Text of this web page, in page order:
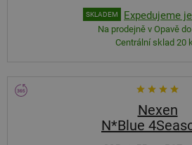
SKLADEM Expedujeme
Na prodejně v Opavě
Centrální sklad 20
Nexen
N*Blue